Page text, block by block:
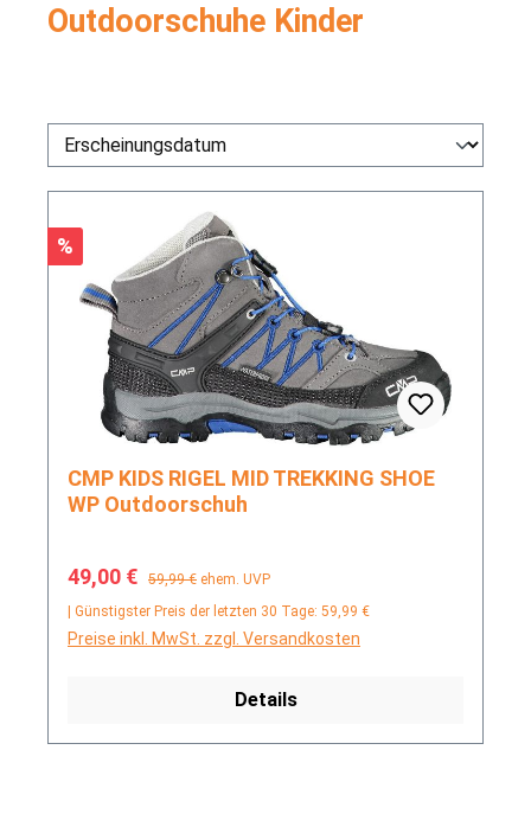
Outdoorschuhe Kinder
Rabatt
%
CMP KIDS RIGEL MID TREKKING SHOE
WP Outdoorschuh
Verkaufspreis:
49,00 € Regulärer Preis:
59,99 € ehem. UVP
| Günstigster Preis der letzten 30 Tage: 59,99 €
Preise inkl. MwSt. zzgl. Versandkosten
Details